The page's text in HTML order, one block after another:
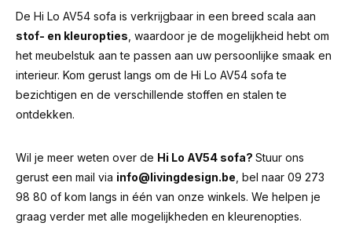
De Hi Lo AV54 sofa is verkrijgbaar in een breed scala aan
stof- en kleuropties , waardoor je de mogelijkheid hebt om
het meubelstuk aan te passen aan uw persoonlijke smaak en
interieur. Kom gerust langs om de Hi Lo AV54 sofa te
bezichtigen en de verschillende stoffen en stalen te
ontdekken.
Wil je meer weten over de Hi Lo AV54 sofa? Stuur ons
gerust een mail via info@livingdesign.be , bel naar 09 273
98 80 of kom langs in één van onze winkels. We helpen je
graag verder met alle mogelijkheden en kleurenopties.